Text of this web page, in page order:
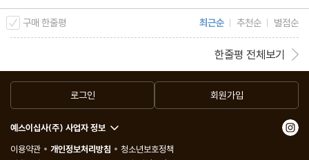
구매 한줄평 최근순 추천순 별점순
한줄평 전체보기
로그인 회원가입
예스이십사(주) 사업자 정보
이용약관
개인정보처리방침
청소년보호정책